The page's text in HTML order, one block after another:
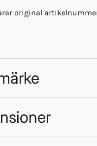
original